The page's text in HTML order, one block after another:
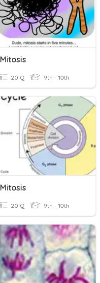
Mitosis
20 Q 9th - 10th
Mitosis
20 Q 9th - 10th